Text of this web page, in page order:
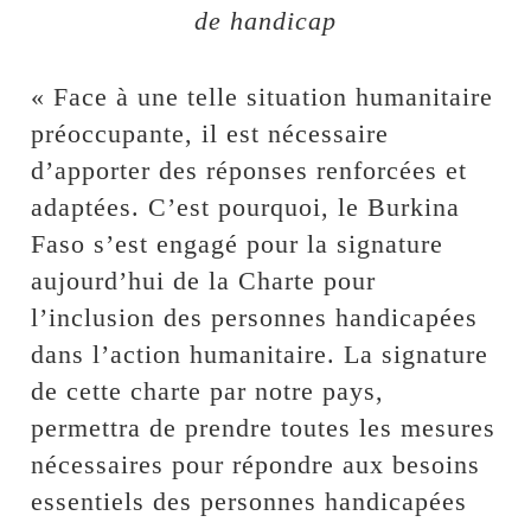
de handicap
« Face à une telle situation humanitaire
préoccupante, il est nécessaire
d’apporter des réponses renforcées et
adaptées. C’est pourquoi, le Burkina
Faso s’est engagé pour la signature
aujourd’hui de la Charte pour
l’inclusion des personnes handicapées
dans l’action humanitaire. La signature
de cette charte par notre pays,
permettra de prendre toutes les mesures
nécessaires pour répondre aux besoins
essentiels des personnes handicapées